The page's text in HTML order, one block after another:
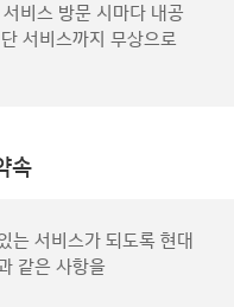
비스 방문 시마다 내공
서비스까지 무상으로
속
는 서비스가 되도록 현대
같은 사항을